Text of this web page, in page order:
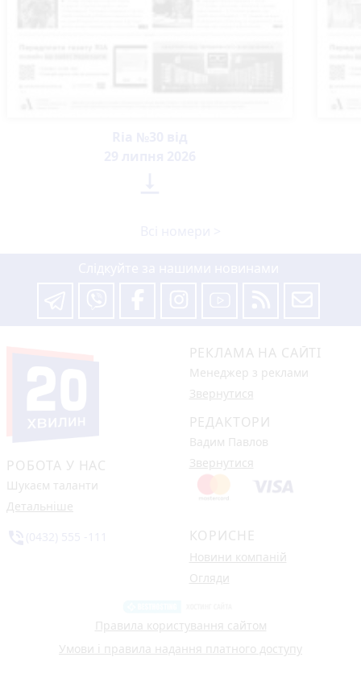
РОБОТА У НАС
Шукаєм таланти
Детальніше
РЕКЛАМА НА САЙТІ
Менеджер з реклами
Звернутися
РЕДАКТОРИ
Вадим Павлов
Звернутися
КОРИСНЕ
Новини компаній
Огляди
Правила користування сайтом
Умови і правила надання платного доступу